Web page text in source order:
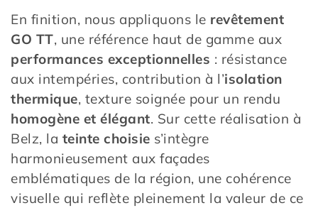
En finition, nous appliquons le revêtement
GO TT, une référence haut de gamme aux
performances exceptionnelles : résistance
aux intempéries, contribution à l’isolation
thermique, texture soignée pour un rendu
homogène et élégant. Sur cette réalisation à
Belz, la teinte choisie s’intègre
harmonieusement aux façades
emblématiques de la région, une cohérence
visuelle qui reflète pleinement la valeur de ce